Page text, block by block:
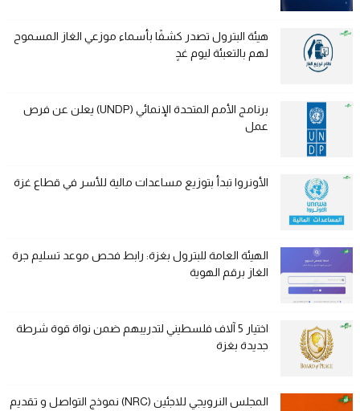
هيئة البترول تصدر كشفًا بأسماء موزعي الغاز المسموح
لهم بالتعبئة ليوم غدٍ
برنامج الأمم المتحدة الإنمائي (UNDP) يعلن عن فرص
عمل
الأونروا تبدأ بتوزيع مساعدات مالية للأسر في قطاع غزة
الهيئة العامة للبترول بغزة: رابط فحص موعد تسليم جرة
الغاز برقم الهوية
اختيار 5 آلاف فلسطيني لتدريبهم ضمن نواة قوة شرطة
جديدة بغزة
المجلس النرويجي للاجئين (NRC) نموذج التواصل و تقديم